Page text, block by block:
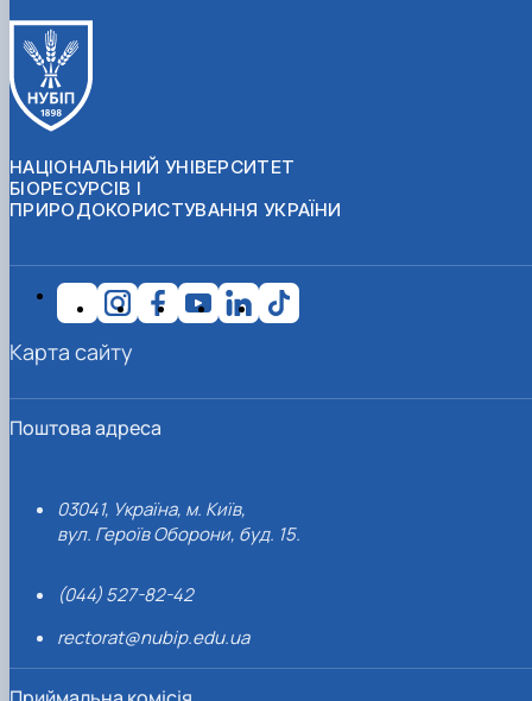
НАЦІОНАЛЬНИЙ УНІВЕРСИТЕТ
БІОРЕСУРСІВ І
ПРИРОДОКОРИСТУВАННЯ УКРАЇНИ
Поштова адреса
03041, Україна, м. Київ,
вул. Героїв Оборони, буд. 15.
(044) 527-82-42
rectorat@nubip.edu.ua
Карта сайту